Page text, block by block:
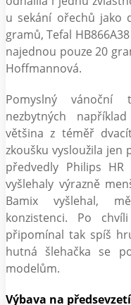
u sekání ořechů jako
gramů, Tefal
najednou pouze 20
Hoffmannová.
Pomyslný vánoční
nezbytných
většina z téměř
zkoušku vysloužila jen
předvedly Philips
vyšlehaly výrazně
Bamix vyšlehal,
konzistenci. Po
připomínal tak spíš
hutná šlehačka se
modelům.
Výbava na předsevzetí